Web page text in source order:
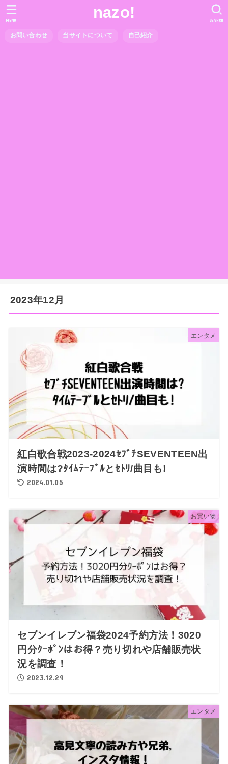
nazo!
お問い合わせ 当サイトについて 自己紹介
SEARCH
MENU
2023年12月
エンタメ
紅白歌合戦2023-2024ｾﾌﾞﾁSEVENTEEN出
演時間は?ﾀｲﾑﾃｰﾌﾞﾙとｾﾄﾘ/曲目も!
2024.01.05
お買い物
セブンイレブン福袋2024予約方法！3020
円分ｸｰﾎﾟﾝはお得？売り切れや店舗販売状
況を調査！
2023.12.29
エンタメ